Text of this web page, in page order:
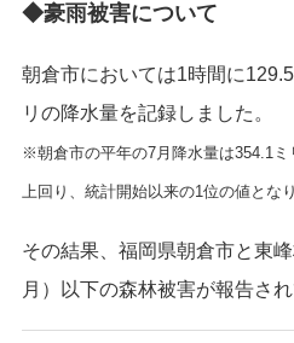
◆豪雨被害について
朝倉市においては1時間に
リの降水量を記録しました。
※朝倉市の平年の7月降水量は354.1ミ
上回り、統計開始以来の1位の値とな
その結果、福岡県朝倉市と東
月）以下の森林被害が報告され